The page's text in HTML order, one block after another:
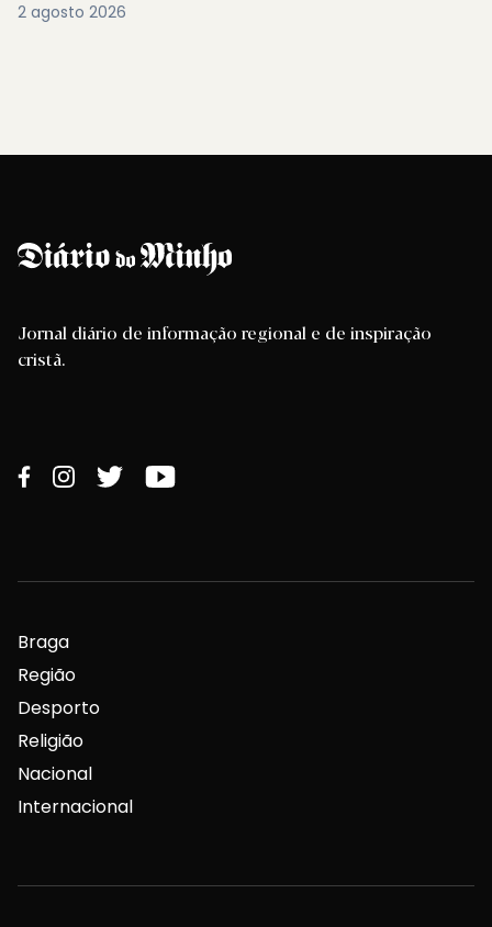
2 agosto 2026
Jornal diário de informação regional e de inspiração
cristã.
Braga
Região
Desporto
Religião
Nacional
Internacional